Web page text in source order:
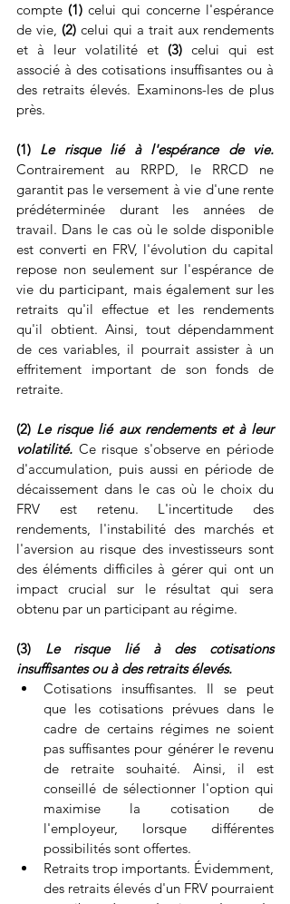
compte (1) celui qui concerne l'espérance
de vie, (2) celui qui a trait aux rendements
et à leur volatilité et (3) celui qui est
associé à des cotisations insuffisantes ou à
des retraits élevés. Examinons-les de plus
près.
(1) Le risque lié à l'espérance de vie.
Contrairement au RRPD, le RRCD ne
garantit pas le versement à vie d'une rente
prédéterminée durant les années de
travail. Dans le cas où le solde disponible
est converti en FRV, l'évolution du capital
repose non seulement sur l'espérance de
vie du participant, mais également sur les
retraits qu'il effectue et les rendements
qu'il obtient. Ainsi, tout dépendamment
de ces variables, il pourrait assister à un
effritement important de son fonds de
retraite.
(2) Le risque lié aux rendements et à leur
volatilité. Ce risque s'observe en période
d'accumulation, puis aussi en période de
décaissement dans le cas où le choix du
FRV est retenu. L'incertitude des
rendements, l'instabilité des marchés et
l'aversion au risque des investisseurs sont
des éléments difficiles à gérer qui ont un
impact crucial sur le résultat qui sera
obtenu par un participant au régime.
(3) Le risque lié à des cotisations
insuffisantes ou à des retraits élevés.
Cotisations insuffisantes. Il se peut
que les cotisations prévues dans le
cadre de certains régimes ne soient
pas suffisantes pour générer le revenu
de retraite souhaité. Ainsi, il est
conseillé de sélectionner l'option qui
maximise la cotisation de
l'employeur, lorsque différentes
possibilités sont offertes.
Retraits trop importants. Évidemment,
des retraits élevés d'un FRV pourraient